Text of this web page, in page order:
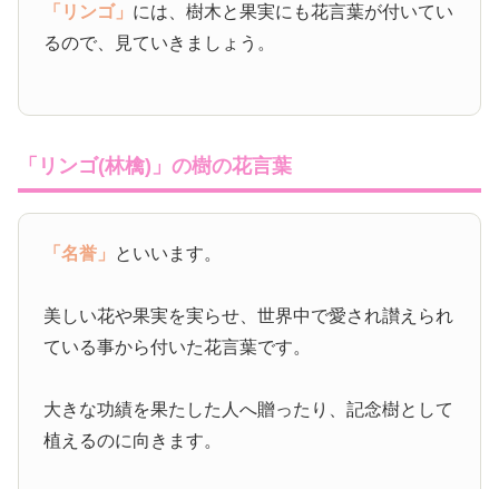
「リンゴ」 には、樹木と果実にも花言葉が付いてい
るので、見ていきましょう。
「リンゴ(林檎)」の樹の花言葉
「名誉」 といいます。
美しい花や果実を実らせ、世界中で愛され讃えられ
ている事から付いた花言葉です。
大きな功績を果たした人へ贈ったり、記念樹として
植えるのに向きます。